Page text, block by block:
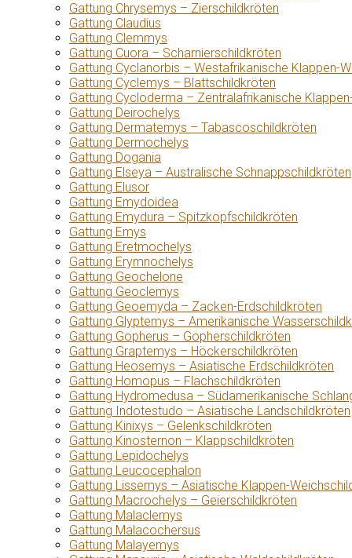
Gattung Chrysemys – Zierschildkröten
Gattung Claudius
Gattung Clemmys
Gattung Cuora – Scharnierschildkröten
Gattung Cyclanorbis – Westafrikanische Klappen-
Gattung Cyclemys – Blattschildkröten
Gattung Cycloderma – Zentralafrikanische
Gattung Deirochelys
Gattung Dermatemys – Tabascoschildkröten
Gattung Dermochelys
Gattung Dogania
Gattung Elseya – Australische Schnappschildkröten
Gattung Elusor
Gattung Emydoidea
Gattung Emydura – Spitzkopfschildkröten
Gattung Emys
Gattung Eretmochelys
Gattung Erymnochelys
Gattung Geochelone
Gattung Geoclemys
Gattung Geoemyda – Zacken-Erdschildkröten
Gattung Glyptemys – Amerikanische
Gattung Gopherus – Gopherschildkröten
Gattung Graptemys – Höckerschildkröten
Gattung Heosemys – Asiatische Erdschildkröten
Gattung Homopus – Flachschildkröten
Gattung Hydromedusa – Südamerikanische
Gattung Indotestudo – Asiatische Landschildkröten
Gattung Kinixys – Gelenkschildkröten
Gattung Kinosternon – Klappschildkröten
Gattung Lepidochelys
Gattung Leucocephalon
Gattung Lissemys – Asiatische Klappen-
Gattung Macrochelys – Geierschildkröten
Gattung Malaclemys
Gattung Malacochersus
Gattung Malayemys